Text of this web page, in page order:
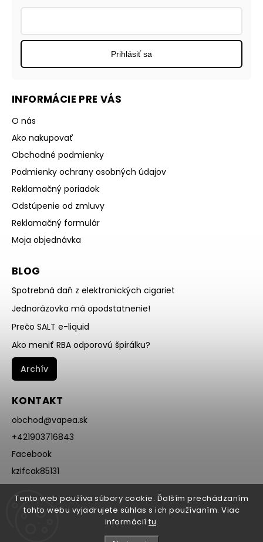
Tento web používa súbory cookie. Ďalším prechádzaním
tohto webu vyjadrujete súhlas s ich používaním. Viac
informácií tu.
INFORMÁCIE PRE VÁS
O nás
Ako nakupovať
Obchodné podmienky
Podmienky ochrany osobných údajov
Reklamačný poriadok
Odstúpenie od zmluvy
Reklamačný formulár
Moja objednávka
BLOG
Spotrebná daň z elektronických cigariet
Jednorázovka má opodstatnenie!
Prečo SALT e-liquid
Ako meniť RBA odporovú špirálku?
Archív
KONTAKT
obchod@vapea.sk
+421903716843
Facebook
kzifcak85131
@vapea.slovensko
Prihlásiť sa